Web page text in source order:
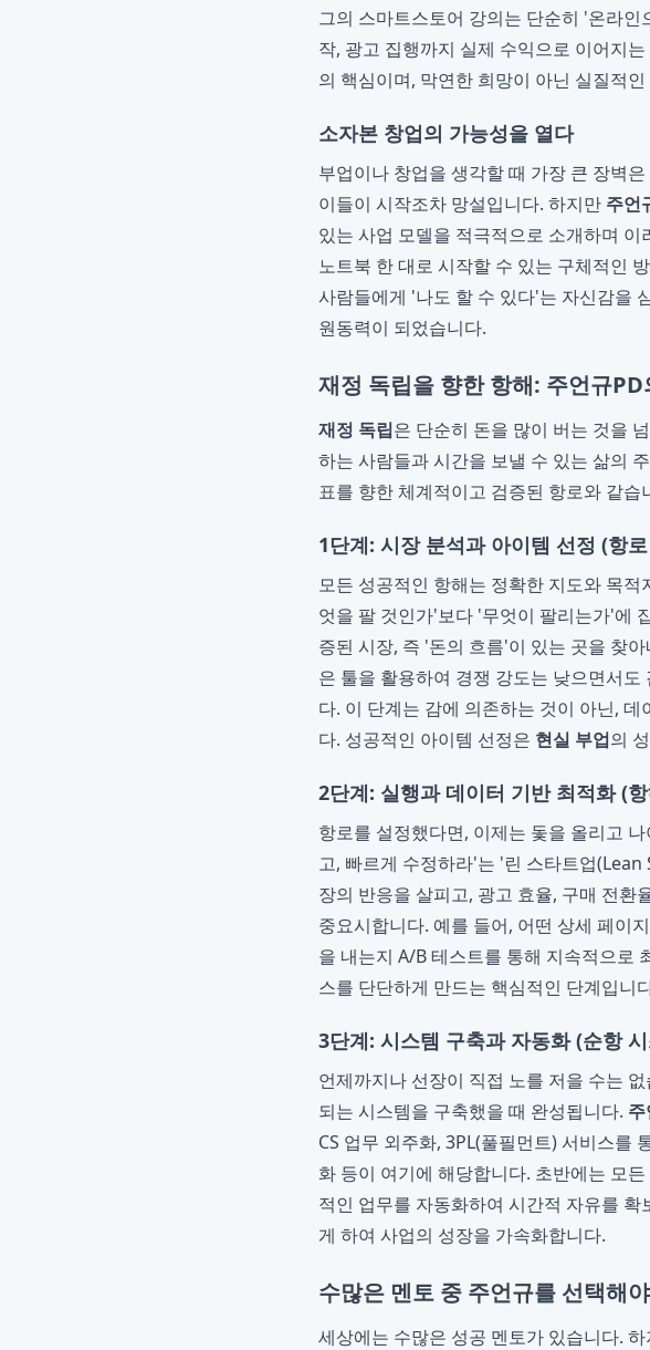
그의 스마트스토어 강의는 단순히 '온라
작, 광고 집행까지 실제 수익으로 이어지
의 핵심이며, 막연한 희망이 아닌 실질적
소자본 창업의 가능성을 열다
부업이나 창업을 생각할 때 가장 큰 장벽
이들이 시작조차 망설입니다. 하지만 주언
있는 사업 모델을 적극적으로 소개하며
노트북 한 대로 시작할 수 있는 구체적인
사람들에게 '나도 할 수 있다'는 자신감을
원동력이 되었습니다.
재정 독립을 향한 항해: 주언규
재정 독립은 단순히 돈을 많이 버는 것을
하는 사람들과 시간을 보낼 수 있는 삶의
표를 향한 체계적이고 검증된 항로와 같
1단계: 시장 분석과 아이템 선정 (항
모든 성공적인 항해는 정확한 지도와 목
엇을 팔 것인가'보다 '무엇이 팔리는가'에
증된 시장, 즉 '돈의 흐름'이 있는 곳을 찾
은 툴을 활용하여 경쟁 강도는 낮으면서
다. 이 단계는 감에 의존하는 것이 아닌,
다. 성공적인 아이템 선정은 현실 부업의
2단계: 실행과 데이터 기반 최적화 (
항로를 설정했다면, 이제는 돛을 올리고
고, 빠르게 수정하라'는 '린 스타트업
장의 반응을 살피고, 광고 효율, 구매 전환
중요시합니다. 예를 들어, 어떤 상세 페이
을 내는지 A/B 테스트를 통해 지속적으로
스를 단단하게 만드는 핵심적인 단계입니
3단계: 시스템 구축과 자동화 (순항
언제까지나 선장이 직접 노를 저을 수는
되는 시스템을 구축했을 때 완성됩니다.
CS 업무 외주화, 3PL(풀필먼트) 서비스를
화 등이 여기에 해당합니다. 초반에는 모
적인 업무를 자동화하여 시간적 자유를
게 하여 사업의 성장을 가속화합니다.
수많은 멘토 중 주언규를 선택해
세상에는 수많은 성공 멘토가 있습니다.